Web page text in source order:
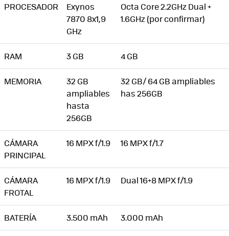
PROCESADOR
Exynos
7870 8x1,9
GHz
Octa Core 2.2GHz Dual +
1.6GHz (por confirmar)
RAM 3 GB 4 GB
MEMORIA
32 GB
ampliables
hasta
256GB
32 GB/ 64 GB ampliables
has 256GB
CÁMARA
PRINCIPAL
16 MPX f/1.9 16 MPX f/1.7
CÁMARA
FROTAL
16 MPX f/1.9 Dual 16+8 MPX f/1.9
BATERÍA 3.500 mAh 3.000 mAh